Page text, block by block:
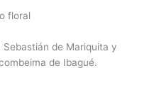
floral
de Mariquita y
de Ibagué.